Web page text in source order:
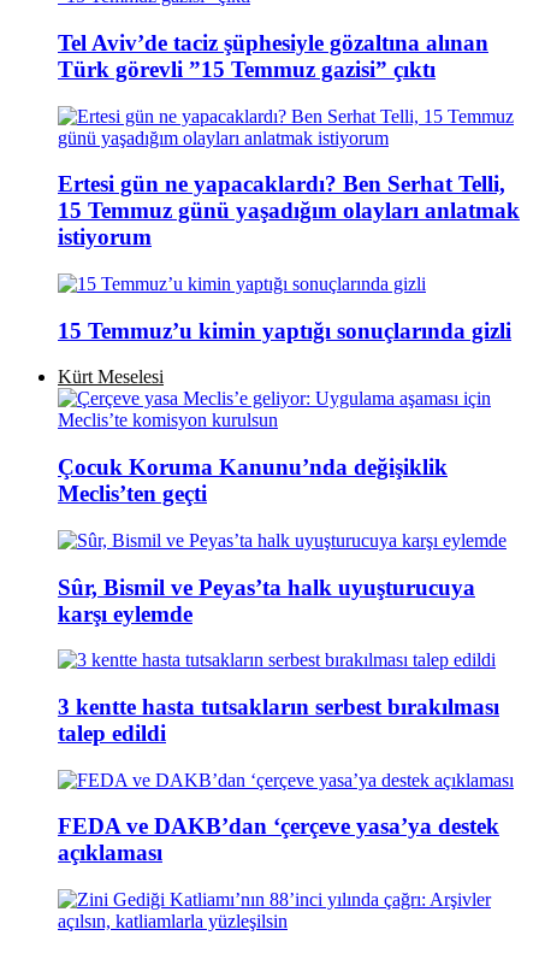
Tel Aviv’de taciz şüphesiyle gözaltına alınan
Türk görevli ”15 Temmuz gazisi” çıktı
Ertesi gün ne yapacaklardı? Ben Serhat Telli,
15 Temmuz günü yaşadığım olayları anlatmak
istiyorum
15 Temmuz’u kimin yaptığı sonuçlarında gizli
Kürt Meselesi
Çocuk Koruma Kanunu’nda değişiklik
Meclis’ten geçti
Sûr, Bismil ve Peyas’ta halk uyuşturucuya
karşı eylemde
3 kentte hasta tutsakların serbest bırakılması
talep edildi
FEDA ve DAKB’dan ‘çerçeve yasa’ya destek
açıklaması